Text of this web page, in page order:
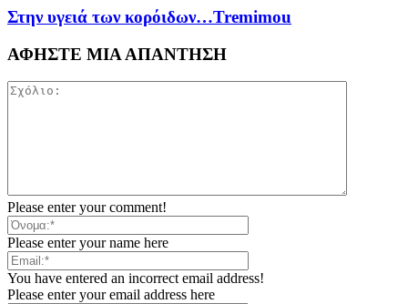
Στην υγειά των κορόιδων…Tremimou
ΑΦΗΣΤΕ ΜΙΑ ΑΠΑΝΤΗΣΗ
Please enter your comment!
Please enter your name here
You have entered an incorrect email address!
Please enter your email address here